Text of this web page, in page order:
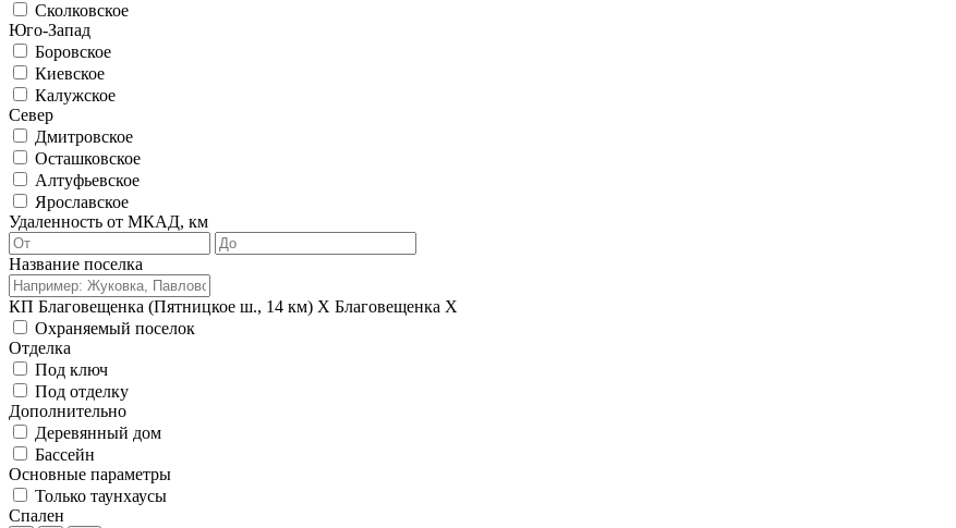
Сколковское
Юго-Запад
Боровское
Киевское
Калужское
Север
Дмитровское
Осташковское
Алтуфьевское
Ярославское
Удаленность от МКАД, км
Название поселка
КП Благовещенка (Пятницкое ш., 14 км) X Благовещенка X
Охраняемый поселок
Отделка
Под ключ
Под отделку
Дополнительно
Деревянный дом
Бассейн
Основные параметры
Только таунхаусы
Спален